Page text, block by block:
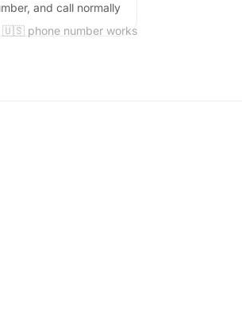
and call normally.
phone number works.